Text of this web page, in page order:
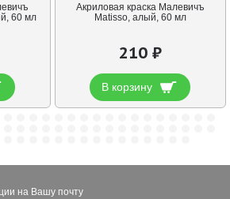
60 мл
Акриловая краска Малевичъ
Matisso, алый, 60 мл
210 ₽
В корзину
на Вашу почту